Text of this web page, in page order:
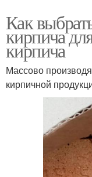
Как
кирпича
кирпича
Массово
кирпичной